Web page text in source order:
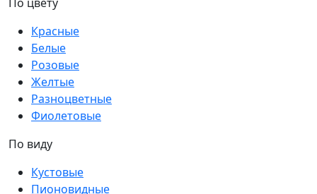
Красные
Белые
Розовые
Желтые
Разноцветные
Фиолетовые
По виду
Кустовые
Пионовидные